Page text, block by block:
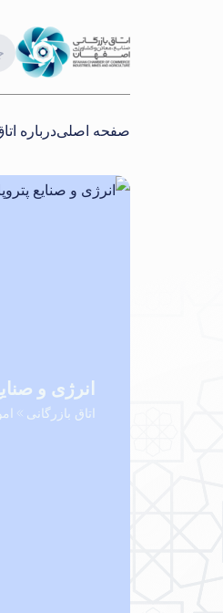
صفحه اصلیدرباره
انرژی و
اتاق بازرگانی